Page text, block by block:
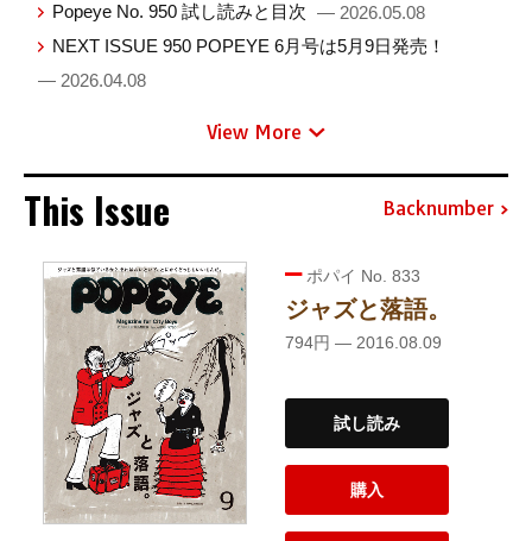
Popeye No. 950 試し読みと目次 — 2026.05.08
NEXT ISSUE 950 POPEYE 6月号は5月9日発売！
— 2026.04.08
View More
This Issue Backnumber
ポパイ No. 833
ジャズと落語。
794円 — 2016.08.09
試し読み
購入